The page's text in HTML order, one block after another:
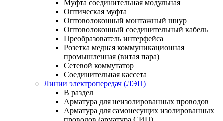
Муфта соединительная модульная
Оптическая муфта
Оптоволоконный монтажный шнур
Оптоволоконный соединительный кабель
Преобразователь интерфейса
Розетка медная коммуникационная
промышленная (витая пара)
Сетевой коммутатор
Соединительная кассета
Линии электропередач (ЛЭП)
В раздел
Арматура для неизолированных проводов
Арматура для самонесущих изолированных
проводов (арматура СИП)